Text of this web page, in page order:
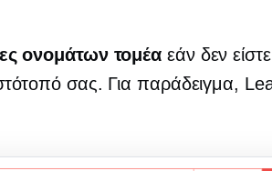
ονομάτων τομέα εάν δεν
σας. Για παράδειγμα,